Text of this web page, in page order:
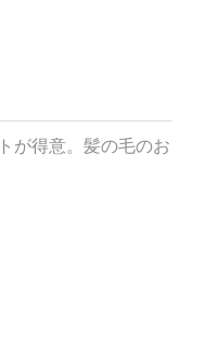
が得意。髪の毛のお